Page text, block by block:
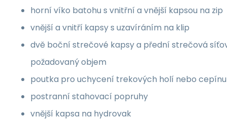
horní víko batohu s vnitřní a vnější kapsou na zip
vnější a vnitří kapsy s uzavíráním na klip
dvě boční strečové kapsy a přední strečová
požadovaný objem
poutka pro uchycení trekových holí nebo cepínu
postranní stahovací popruhy
vnější kapsa na hydrovak